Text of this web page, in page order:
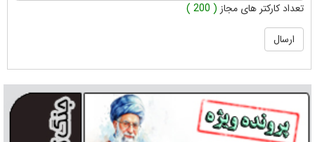
تعداد کارکتر های مجاز ( 200 )